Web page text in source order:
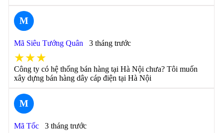
M
Mã Siêu Tướng Quân 3 tháng trước
★★★
Công ty có hệ thống bán hàng tại Hà Nội chưa? Tôi muốn
xây dựng bán hàng dây cáp điện tại Hà Nội
M
Mã Tốc 3 tháng trước